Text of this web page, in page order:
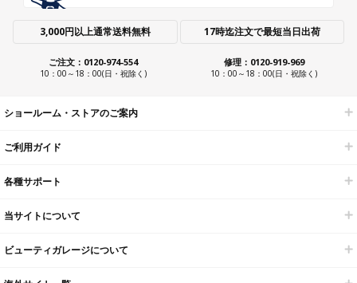
3,000円以上通常送料無料 17時迄注文で最短当日出荷
ご注文：0120-974-554
10：00～18：00(日・祝除く)
修理：0120-919-969
10：00～18：00(日・祝除く)
ショールーム・ストアのご案内
ご利用ガイド
各種サポート
当サイトについて
ビューティガレージについて